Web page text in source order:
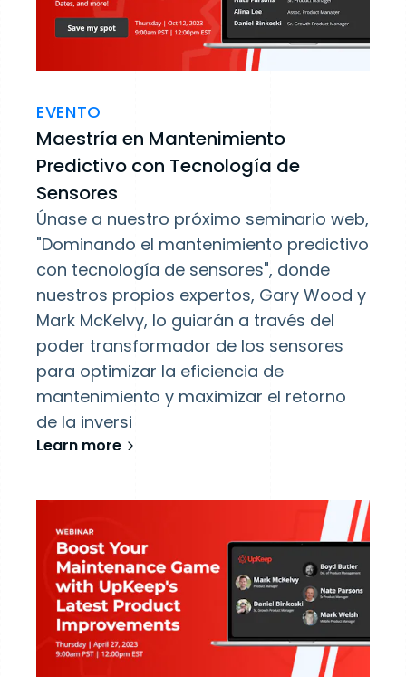
EVENTO
Maestría en Mantenimiento
Predictivo con Tecnología de
Sensores
Únase a nuestro próximo seminario web,
"Dominando el mantenimiento predictivo
con tecnología de sensores", donde
nuestros propios expertos, Gary Wood y
Mark McKelvy, lo guiarán a través del
poder transformador de los sensores
para optimizar la eficiencia de
mantenimiento y maximizar el retorno
de la inversi
Learn more